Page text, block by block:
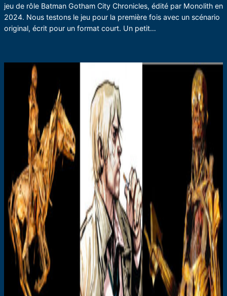
jeu de rôle Batman Gotham City Chronicles, édité par Monolith en
2024. Nous testons le jeu pour la première fois avec un scénario
original, écrit pour un format court. Un petit…